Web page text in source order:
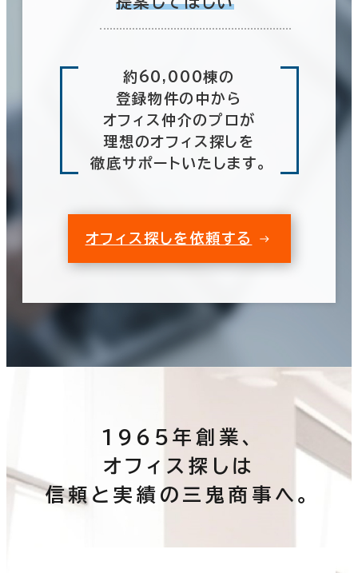
約60,000棟の
登録物件の中から
オフィス仲介のプロが
理想のオフィス探しを
徹底サポートいたします。
オフィス探しを依頼する
1965年創業、
オフィス探しは
信頼と実績の三鬼商事へ。